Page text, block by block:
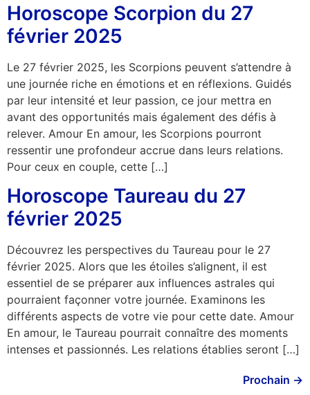
Horoscope Scorpion du 27
février 2025
Le 27 février 2025, les Scorpions peuvent s’attendre à
une journée riche en émotions et en réflexions. Guidés
par leur intensité et leur passion, ce jour mettra en
avant des opportunités mais également des défis à
relever. Amour En amour, les Scorpions pourront
ressentir une profondeur accrue dans leurs relations.
Pour ceux en couple, cette […]
Horoscope Taureau du 27
février 2025
Découvrez les perspectives du Taureau pour le 27
février 2025. Alors que les étoiles s’alignent, il est
essentiel de se préparer aux influences astrales qui
pourraient façonner votre journée. Examinons les
différents aspects de votre vie pour cette date. Amour
En amour, le Taureau pourrait connaître des moments
intenses et passionnés. Les relations établies seront […]
Prochain →